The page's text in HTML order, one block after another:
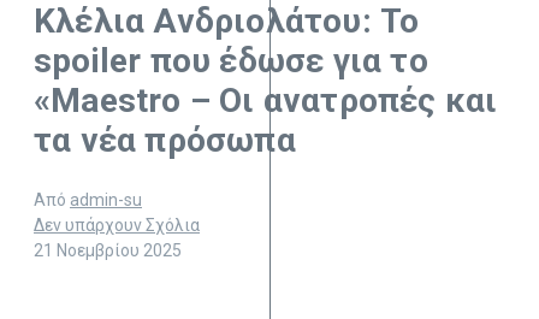
Κλέλια Ανδριολάτου: Το
spoiler που έδωσε για το
«Maestro – Οι ανατροπές και
τα νέα πρόσωπα
Από admin-su
Δεν υπάρχουν Σχόλια
21 Νοεμβρίου 2025